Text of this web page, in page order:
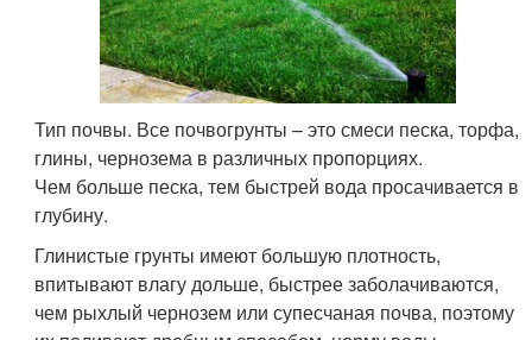
Тип почвы. Все почвогрунты – это смеси песка, торфа,
глины, чернозема в различных пропорциях.
Чем больше песка, тем быстрей вода просачивается в
глубину.
Глинистые грунты имеют большую плотность,
впитывают влагу дольше, быстрее заболачиваются,
чем рыхлый чернозем или супесчаная почва, поэтому